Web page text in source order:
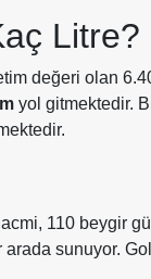
Litre?
değeri olan
yol gitmektedir.
110 beygir
sunuyor.